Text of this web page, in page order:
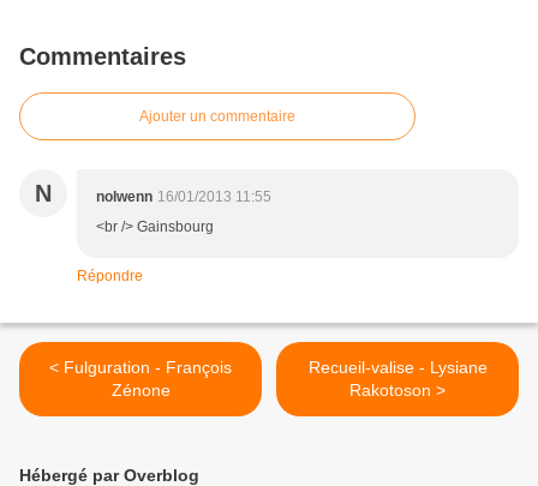
Commentaires
Ajouter un commentaire
N nolwenn 16/01/2013 11:55
<br /> Gainsbourg
Répondre
< Fulguration - François
Zénone
Recueil-valise - Lysiane
Rakotoson >
Hébergé par Overblog